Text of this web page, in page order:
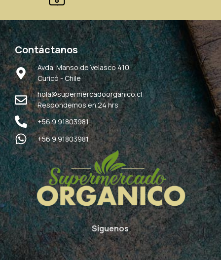
Contáctanos
Avda. Manso de Velasco 410,
Curicó - Chile
hola@supermercadoorganico.cl
Respondemos en 24 hrs
+56 9 91803981
+56 9 91803981
Síguenos